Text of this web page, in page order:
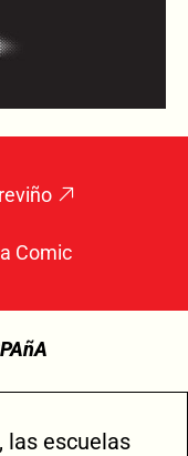
Comic
las escuelas